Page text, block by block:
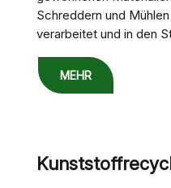
Schreddern und
verarbeitet und in den
MEHR